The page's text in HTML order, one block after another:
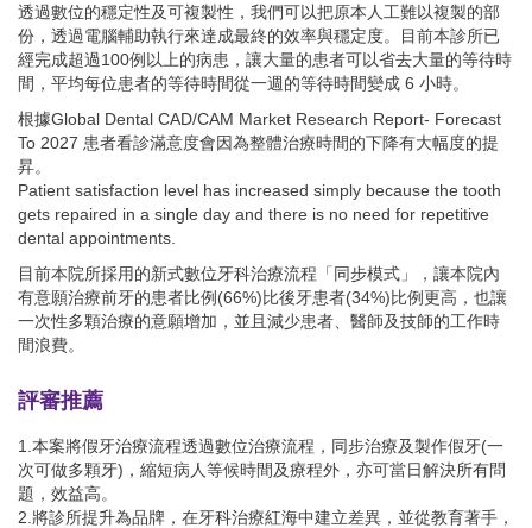
透過數位的穩定性及可複製性，我們可以把原本人工難以複製的部
份，透過電腦輔助執行來達成最終的效率與穩定度。目前本診所已
經完成超過100例以上的病患，讓大量的患者可以省去大量的等待時
間，平均每位患者的等待時間從一週的等待時間變成 6 小時。
根據Global Dental CAD/CAM Market Research Report- Forecast
To 2027 患者看診滿意度會因為整體治療時間的下降有大幅度的提
昇。
Patient satisfaction level has increased simply because the tooth
gets repaired in a single day and there is no need for repetitive
dental appointments.
目前本院所採用的新式數位牙科治療流程「同步模式」，讓本院內
有意願治療前牙的患者比例(66%)比後牙患者(34%)比例更高，也讓
一次性多顆治療的意願增加，並且減少患者、醫師及技師的工作時
間浪費。
評審推薦
1.本案將假牙治療流程透過數位治療流程，同步治療及製作假牙(一
次可做多顆牙)，縮短病人等候時間及療程外，亦可當日解決所有問
題，效益高。
2.將診所提升為品牌，在牙科治療紅海中建立差異，並從教育著手，